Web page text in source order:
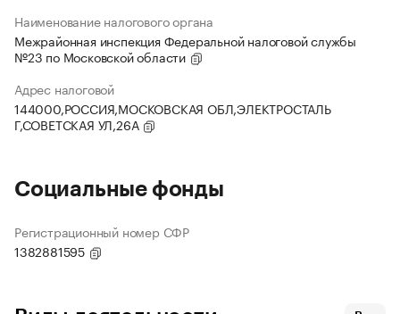
Наименование налогового органа
Межрайонная инспекция Федеральной налоговой службы
№23 по Московской области
Адрес налоговой
144000,РОССИЯ,МОСКОВСКАЯ ОБЛ,ЭЛЕКТРОСТАЛЬ
Г,СОВЕТСКАЯ УЛ,26А
Социальные фонды
Регистрационный номер СФР
1382881595